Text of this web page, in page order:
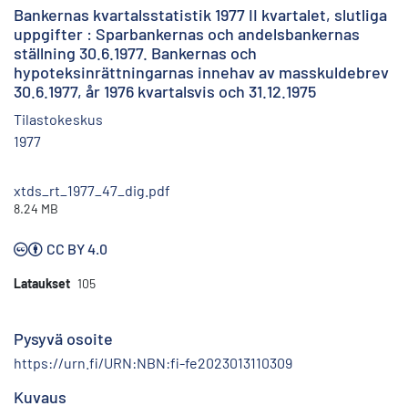
Bankernas kvartalsstatistik 1977 II kvartalet, slutliga
uppgifter : Sparbankernas och andelsbankernas
ställning 30.6.1977. Bankernas och
hypoteksinrättningarnas innehav av masskuldebrev
30.6.1977, år 1976 kvartalsvis och 31.12.1975
Tilastokeskus
1977
xtds_rt_1977_47_dig.pdf
8.24 MB
CC BY 4.0
Lataukset 105
Pysyvä osoite
https://urn.fi/URN:NBN:fi-fe2023013110309
Kuvaus